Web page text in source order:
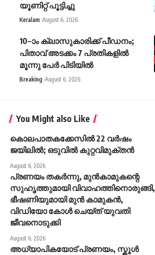
യൂണിറ്റ് പൂട്ടിച്ചു
Keralam August 6, 2026
10–ാം ക്ലാസുകാരിക്ക് പീഡനം;
പിതാവ് അടക്കം 7 പ്രതികളിൽ
മൂന്നു പേർ പിടിയിൽ
Breaking August 6, 2026
You Might also Like
കൊലപാതകക്കേസിൽ 22 വർഷം
ജയിലിൽ; ഒടുവിൽ കുറ്റവിമുക്തൻ
August 6, 2026
പ്രണയം തകർന്നു, മുൻകാമുകന്റെ
സുഹൃത്തുമായി വിവാഹത്തിനൊരുങ്ങി,
ഭീഷണിയുമായി മുൻ കാമുകൻ,
വിഡിയോ കോൾ ചെയ്ത് യുവതി
ജീവനൊടുക്കി
August 6, 2026
അധ്യാപികയോട് പ്രണയം, സ്കൂൾ